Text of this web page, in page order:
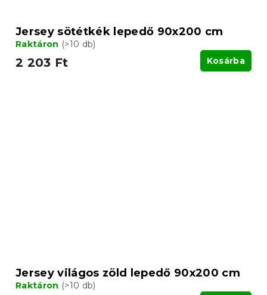
Jersey sötétkék lepedő 90x200 cm
Raktáron (>10 db)
2 203 Ft Kosárba
Jersey világos zöld lepedő 90x200 cm
Raktáron (>10 db)